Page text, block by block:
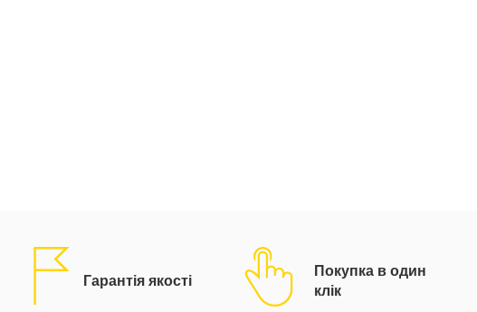
Гарантія якості
Покупка в один
клік